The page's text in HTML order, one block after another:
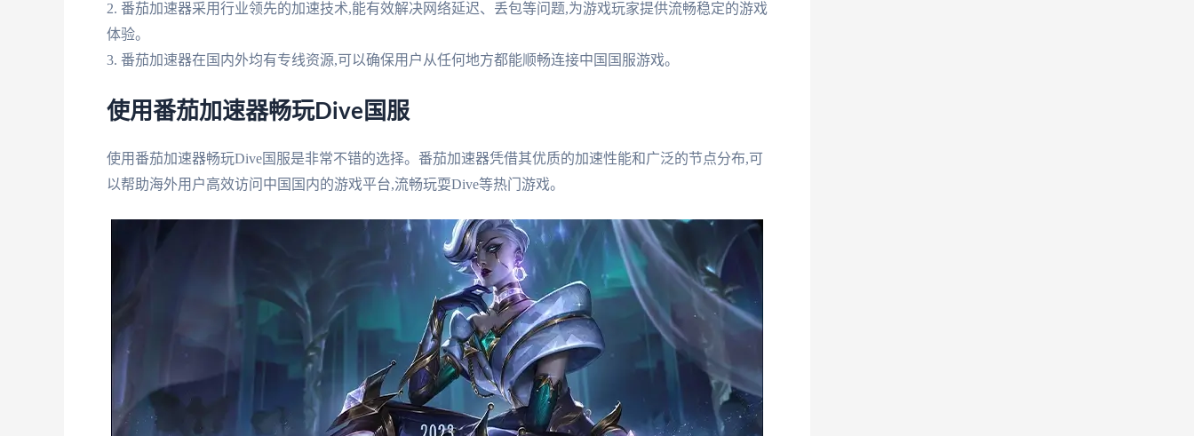
2. 番茄加速器采用行业领先的加速技术,能有效解决网络延迟、丢包等问题,为游戏玩家提供流畅稳定的游戏
体验。
3. 番茄加速器在国内外均有专线资源,可以确保用户从任何地方都能顺畅连接中国国服游戏。
使用番茄加速器畅玩Dive国服
使用番茄加速器畅玩Dive国服是非常不错的选择。番茄加速器凭借其优质的加速性能和广泛的节点分布,可
以帮助海外用户高效访问中国国内的游戏平台,流畅玩耍Dive等热门游戏。